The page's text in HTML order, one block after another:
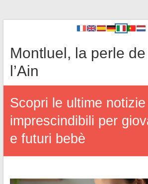
Montluel, la perle de
l’Ain
Scopri le ultime
imprescindibili per
e futuri bebè